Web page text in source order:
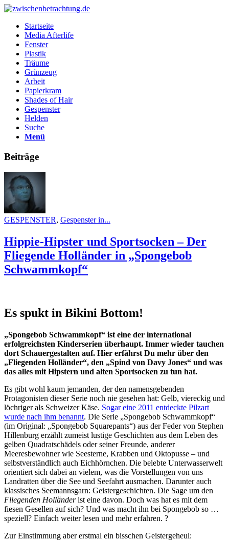
Startseite
Media Afterlife
Fenster
Plastik
Träume
Grünzeug
Arbeit
Papierkram
Shades of Hair
Gespenster
Helden
Suche
Menü
Beiträge
GESPENSTER, Gespenster in...
Hippie-Hipster und Sportsocken – Der
Fliegende Holländer in „Spongebob
Schwammkopf“
Es spukt in Bikini Bottom!
„Spongebob Schwammkopf“ ist eine der international
erfolgreichsten Kinderserien überhaupt. Immer wieder tauchen
dort Schauergestalten auf. Hier erfährst Du mehr über den
„Fliegenden Holländer“, den „Spind von Davy Jones“ und was
das alles mit Hipstern und alten Sportsocken zu tun hat.
Es gibt wohl kaum jemanden, der den namensgebenden
Protagonisten dieser Serie noch nie gesehen hat: Gelb, viereckig und
löchriger als Schweizer Käse. Sogar eine 2011 entdeckte Pilzart
wurde nach ihm benannt. Die Serie „Spongebob Schwammkopf“
(im Original: „Spongebob Squarepants“) aus der Feder von Stephen
Hillenburg erzählt zumeist lustige Geschichten aus dem Leben des
gelben Quadratschädels oder seiner Freunde, anderer
Meeresbewohner wie Seesterne, Krabben und Oktopusse – und
selbstverständlich auch Eichhörnchen. Die belebte Unterwasserwelt
orientiert sich dabei an vielem, was die Vorstellungen von uns
Landratten über die See und Seefahrt ausmachen. Darunter auch
klassisches Seemannsgarn: Geistergeschichten. Die Sage um den
Fliegenden Holländerist eine davon. Doch was hat es mit dem
fiesen Gesellen auf sich? Und was macht ihn bei Spongebob so …
speziell? Einfach weiter lesen und mehr erfahren. ?
Zur Einstimmung aber erstmal ein bisschen Geistergeheul: